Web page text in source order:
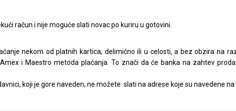
račun i nije moguće slati novac po kuriru u gotovini.
nekom od platnih kartica, delimično ili u celosti, a bez obzira na
i Maestro metoda plaćanja. To znači da će banka na zahtev
koji je gore naveden, ne možete slati na adrese koje su navedene